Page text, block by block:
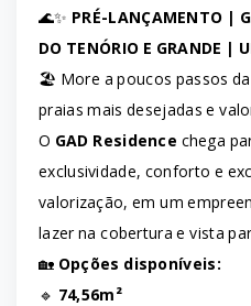
🌊✨ PRÉ-LANÇAMENTO |
DO TENÓRIO E GRANDE |
🏖️ More a poucos passos
praias mais desejadas e
O GAD Residence chega
exclusividade, conforto e
valorização, em um
lazer na cobertura e vista
🏡 Opções disponíveis:
🔹 74,56m²